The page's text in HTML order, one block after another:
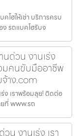
โฮให้เช่า บริการครบ
ง รถแบคโฮรับจ
ด่วน งานเร่ง
มคนขับมืออาชีพ
าง.com
ง เราพร้อมลุย! ติดต่อ
ที่ www.รถ
น งานเร่ง เรา